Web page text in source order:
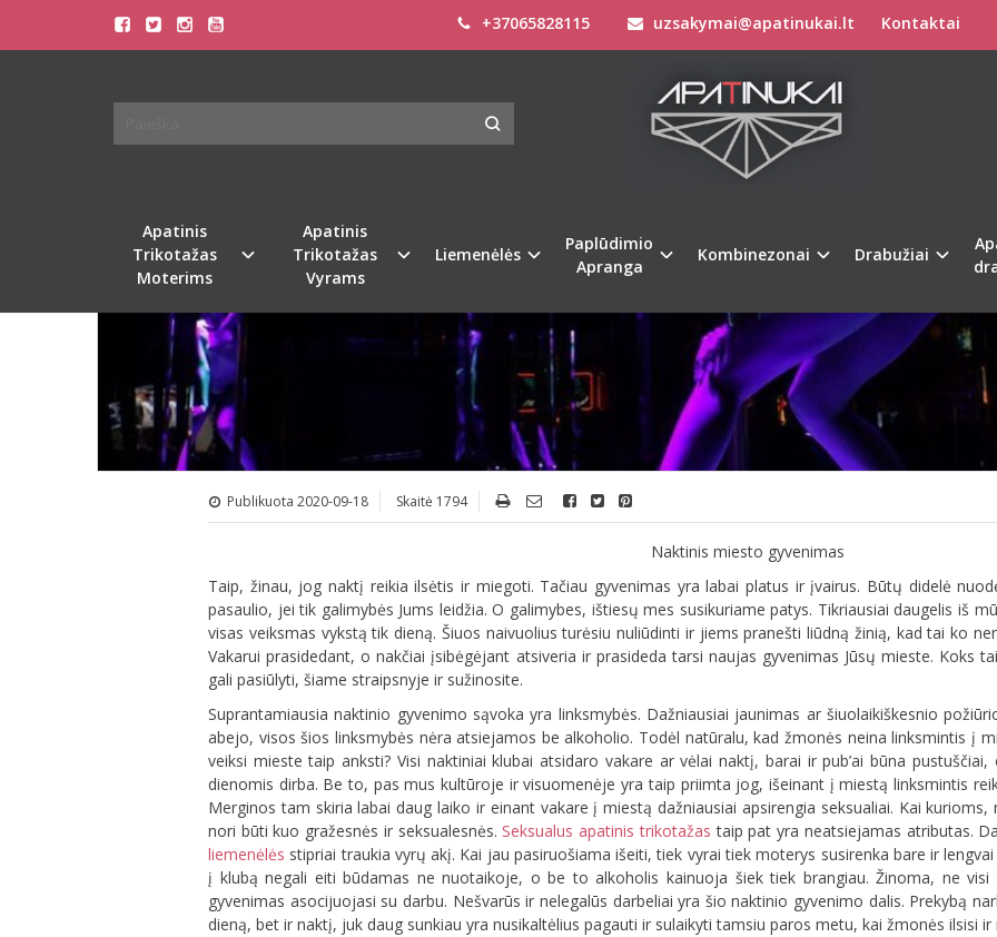
+37065828115 uzsakymai@apatinukai.lt Kontaktai
Apatinis
Trikotažas
Moterims
Apatinis
Trikotažas
Vyrams
Liemenėlės
Paplūdimio
Apranga
Kombinezonai Drabužiai
NAKTINIS GYVENIMAS
Publikuota 2020-09-18 Skaitė 1794
Naktinis miesto gyvenimas
Taip, žinau, jog naktį reikia ilsėtis ir miegoti. Tačiau gyvenimas yra labai platus ir įvairus. Būtų didelė
pasaulio, jei tik galimybės Jums leidžia. O galimybes, ištiesų mes susikuriame patys. Tikriausiai daugelis iš
visas veiksmas vykstą tik dieną. Šiuos naivuolius turėsiu nuliūdinti ir jiems pranešti liūdną žinią, kad tai ko
Vakarui prasidedant, o nakčiai įsibėgėjant atsiveria ir prasideda tarsi naujas gyvenimas Jūsų mieste. Koks
gali pasiūlyti, šiame straipsnyje ir sužinosite.
Suprantamiausia naktinio gyvenimo sąvoka yra linksmybės. Dažniausiai jaunimas ar šiuolaikiškesnio
abejo, visos šios linksmybės nėra atsiejamos be alkoholio. Todėl natūralu, kad žmonės neina linksmintis į
veiksi mieste taip anksti? Visi naktiniai klubai atsidaro vakare ar vėlai naktį, barai ir pub’ai būna
dienomis dirba. Be to, pas mus kultūroje ir visuomenėje yra taip priimta jog, išeinant į miestą linksmintis
Merginos tam skiria labai daug laiko ir einant vakare į miestą dažniausiai apsirengia seksualiai. Kai
nori būti kuo gražesnės ir seksualesnės. Seksualus apatinis trikotažas taip pat yra neatsiejamas atributas.
liemenėlės stipriai traukia vyrų akį. Kai jau pasiruošiama išeiti, tiek vyrai tiek moterys susirenka bare ir
į klubą negali eiti būdamas ne nuotaikoje, o be to alkoholis kainuoja šiek tiek brangiau. Žinoma, ne visi
gyvenimas asocijuojasi su darbu. Nešvarūs ir nelegalūs darbeliai yra šio naktinio gyvenimo dalis. Prekybą
dieną, bet ir naktį, juk daug sunkiau yra nusikaltėlius pagauti ir sulaikyti tamsiu paros metu, kai žmonės ilsisi ir